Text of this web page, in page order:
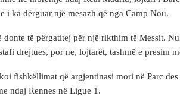
i ka dërguar një mesazh që nga Camp Nou.
donte të përgatitej për një rikthim të Messit.
drejtues, por ne, lojtarët, tashmë e presim
fishkëllimat që argjentinasi mori në Parc
ndaj Rennes në Ligue 1.